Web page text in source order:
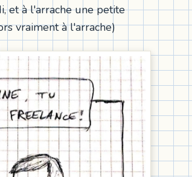
et à l'arrache une petite
vraiment à l'arrache)